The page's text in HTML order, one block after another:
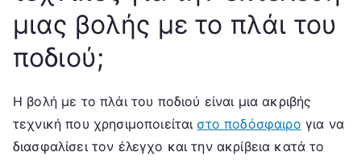
μιας βολής με το πλάι του
ποδιού;
Η βολή με το πλάι του ποδιού είναι μια ακριβής
τεχνική που χρησιμοποιείται στο ποδόσφαιρο για να
διασφαλίσει τον έλεγχο και την ακρίβεια κατά το